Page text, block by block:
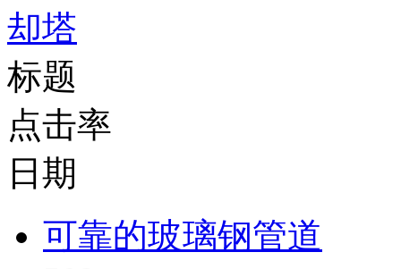
却塔
标题
点击率
日期
可靠的玻璃钢管道